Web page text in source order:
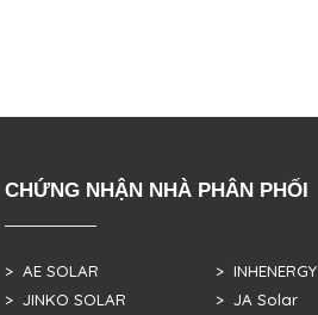
CHỨNG NHẬN NHÀ PHÂN PHỐI
> AE SOLAR
> JINKO SOLAR
> INHENERGY
> JA Solar